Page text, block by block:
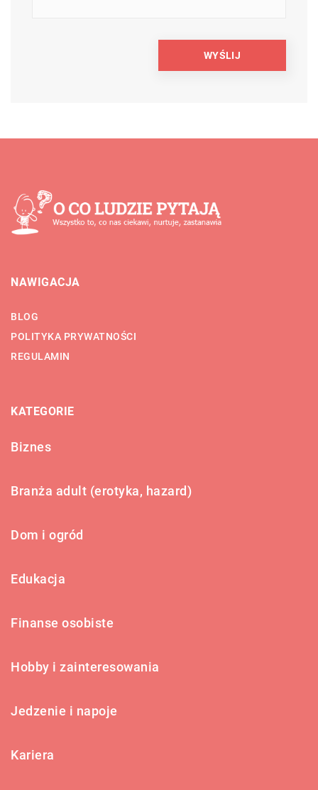
NAWIGACJA
BLOG
POLITYKA PRYWATNOŚCI
REGULAMIN
KATEGORIE
Biznes
Branża adult (erotyka, hazard)
Dom i ogród
Edukacja
Finanse osobiste
Hobby i zainteresowania
Jedzenie i napoje
Kariera